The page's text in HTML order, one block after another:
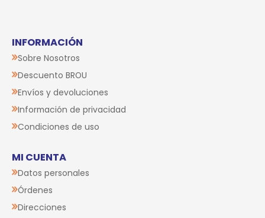
INFORMACIÓN
Sobre Nosotros
Descuento BROU
Envíos y devoluciones
Información de privacidad
Condiciones de uso
MI CUENTA
Datos personales
Órdenes
Direcciones